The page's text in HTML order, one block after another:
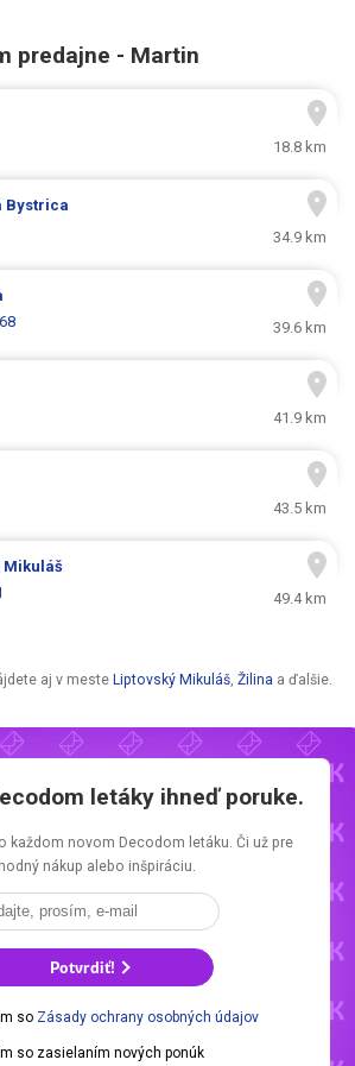
predajne - Martin
18.8 km
Bystrica
34.9 km
39.6 km
41.9 km
43.5 km
Mikuláš
49.4 km
aj v meste Liptovský Mikuláš, Žilina a ďalšie.
letákyihneď poruke.
každom novom Decodom letáku. Či už pre
nákup alebo inšpiráciu.
Potvrdiť!
so Zásady ochrany osobných údajov
so zasielaním nových ponúk